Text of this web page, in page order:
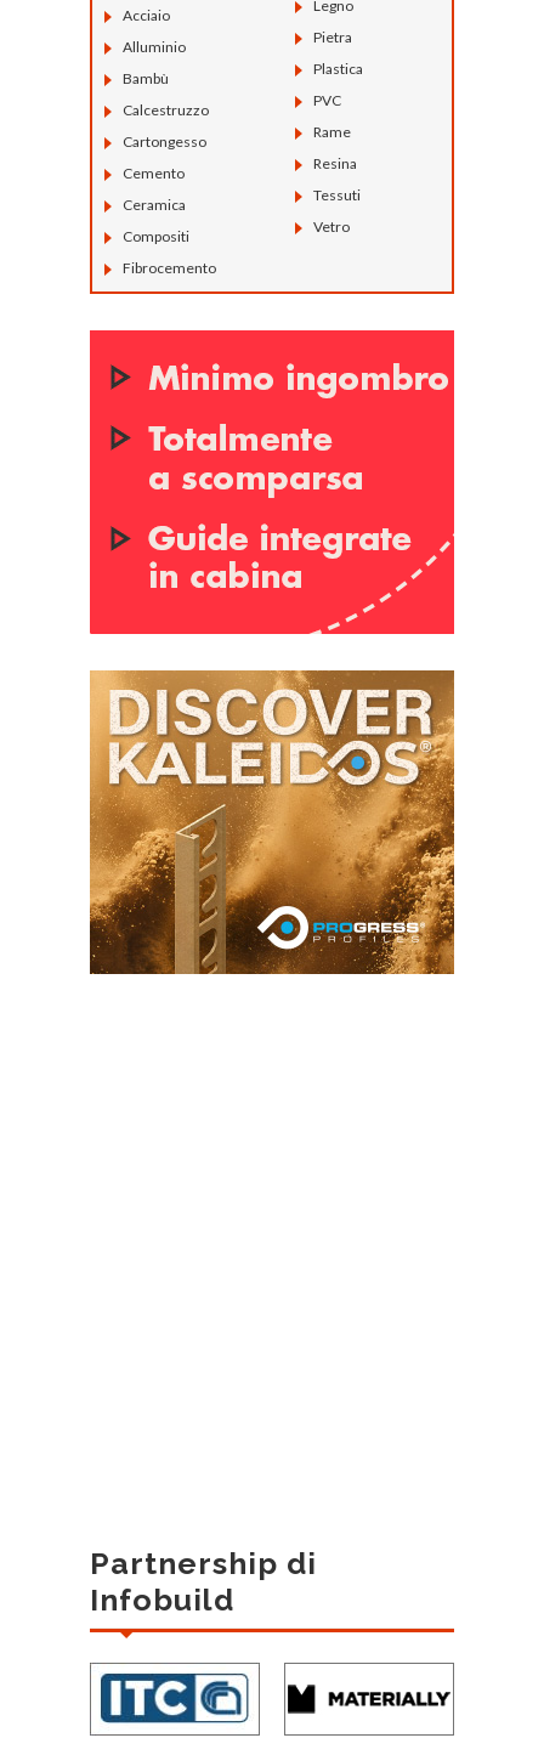
Acciaio
Alluminio
Bambù
Calcestruzzo
Cartongesso
Cemento
Ceramica
Compositi
Fibrocemento
Legno
Pietra
Plastica
PVC
Rame
Resina
Tessuti
Vetro
Partnership di
Infobuild